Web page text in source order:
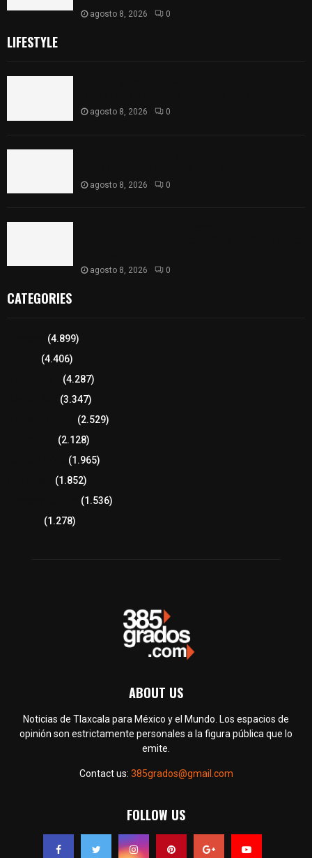
agosto 8, 2026 0
LIFESTYLE
agosto 8, 2026 0
agosto 8, 2026 0
agosto 8, 2026 0
CATEGORIES
(4.899)
(4.406)
(4.287)
(3.347)
(2.529)
(2.128)
(1.965)
(1.852)
(1.536)
(1.278)
ABOUT US
Noticias de Tlaxcala para México y el Mundo. Los espacios de
opinión son estrictamente personales a la figura pública que lo
emite.
Contact us: 385grados@gmail.com
FOLLOW US